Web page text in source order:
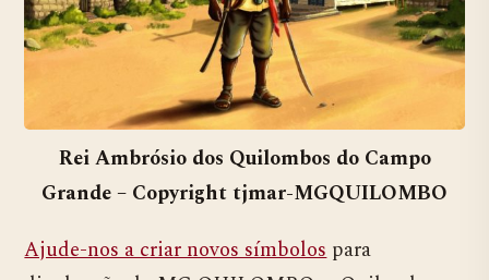
Rei Ambrósio dos Quilombos do Campo
Grande – Copyright tjmar-MGQUILOMBO
Ajude-nos a criar novos símbolospara